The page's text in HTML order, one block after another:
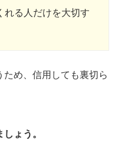
れる人だけを大切す
め、信用しても裏切ら
ょう。